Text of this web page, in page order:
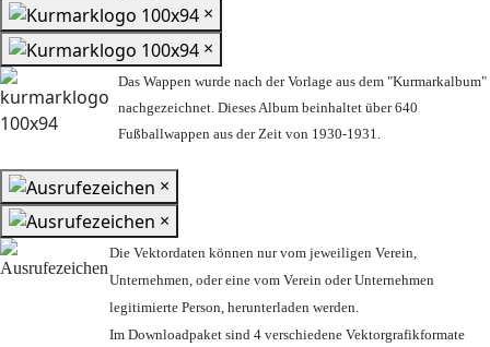
×
×
Das Wappen wurde nach der Vorlage aus dem "Kurmarkalbum"
nachgezeichnet. Dieses Album beinhaltet über 640
Fußballwappen aus der Zeit von 1930-1931.
×
×
Die Vektordaten können nur vom jeweiligen Verein,
Unternehmen, oder eine vom Verein oder Unternehmen
legitimierte Person, herunterladen werden.
Im Downloadpaket sind 4 verschiedene Vektorgrafikformate